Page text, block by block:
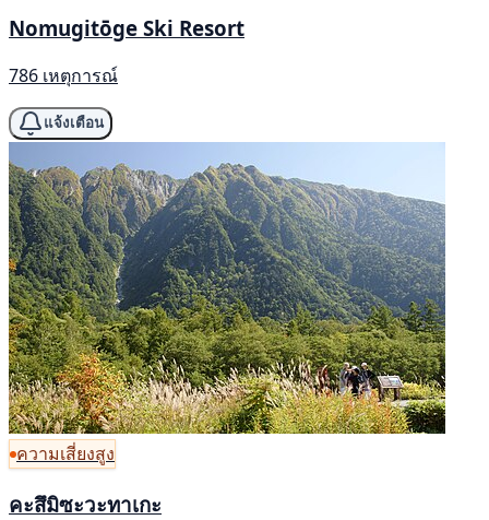
Nomugitōge Ski Resort
786 เหตุการณ์
แจ้งเตือน
ความเสี่ยงสูง
คะสึมิซะวะทาเกะ